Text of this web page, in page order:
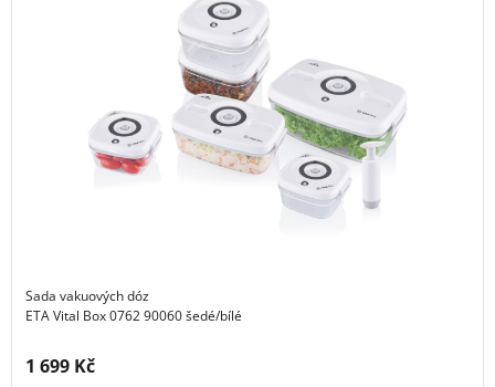
Sada vakuových dóz
ETA Vital Box 0762 90060 šedé/bílé
Cena s DPH:
1 699 Kč